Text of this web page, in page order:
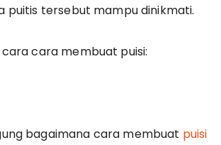
puitis tersebut mampu dinikmati.
cara membuat puisi:
bagaimana cara membuat puisi